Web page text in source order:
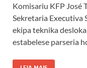
Komisariu KFP José
Sekretaria Executiva
ekipa teknika
estabelese parseria